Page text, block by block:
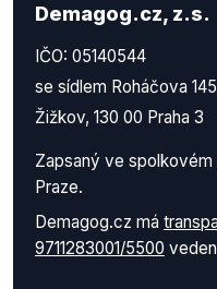
Demagog.cz, z.s.
IČO: 05140544
se sídlem Roháčova
Žižkov, 130 00 Praha 3
Zapsaný ve
Praze.
Demagog.cz má
9711283001/5500